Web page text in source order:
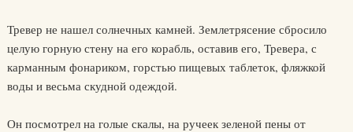
Тревер не нашел солнечных камней. Землетрясение сбросило
целую горную стену на его корабль, оставив его, Тревера, с
карманным фонариком, горстью пищевых таблеток, фляжкой
воды и весьма скудной одеждой.
Он посмотрел на голые скалы, на ручеек зеленой пены от